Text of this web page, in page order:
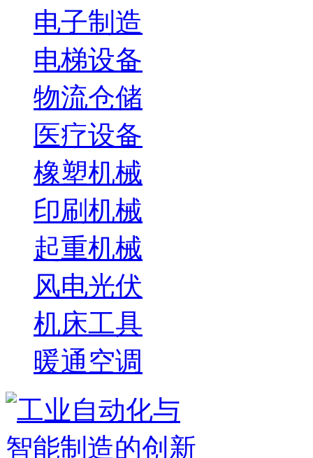
电子制造
电梯设备
物流仓储
医疗设备
橡塑机械
印刷机械
起重机械
风电光伏
机床工具
暖通空调